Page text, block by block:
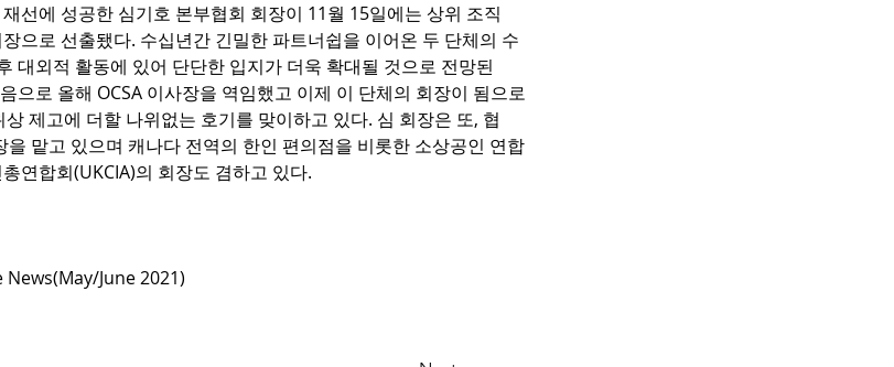
재선에 성공한 심기호 본부협회 회장이 11월 15일에는 상위 조직
으로 선출됐다. 수십년간 긴밀한 파트너쉽을 이어온 두 단체의 수
대외적 활동에 있어 단단한 입지가 더욱 확대될 것으로 전망된
으로 올해 OCSA 이사장을 역임했고 이제 이 단체의 회장이 됨으로
상제고에 더할 나위없는 호기를 맞이하고 있다. 심 회장은 또, 협
을 맡고 있으며 캐나다 전역의 한인 편의점을 비롯한 소상공인 연합
연합회(UKCIA)의 회장도 겸하고 있다.
June 2021)